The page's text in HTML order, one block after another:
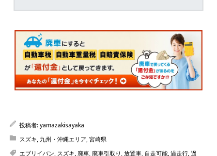
投稿者:yamazakisayaka
スズキ, 九州・沖縄エリア,宮崎県
エブリイバン, スズキ,廃車,廃車引取り ,放置車, 自走可能,過走行,過